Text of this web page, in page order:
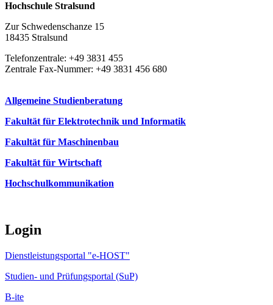
Hochschule Stralsund
Zur Schwedenschanze 15
18435 Stralsund
Telefonzentrale: +49 3831 455
Zentrale Fax-Nummer: +49 3831 456 680
Allgemeine Studienberatung
Fakultät für Elektrotechnik und Informatik
Fakultät für Maschinenbau
Fakultät für Wirtschaft
Hochschulkommunikation
Login
Dienstleistungsportal "e-HOST"
Studien- und Prüfungsportal (SuP)
B-ite